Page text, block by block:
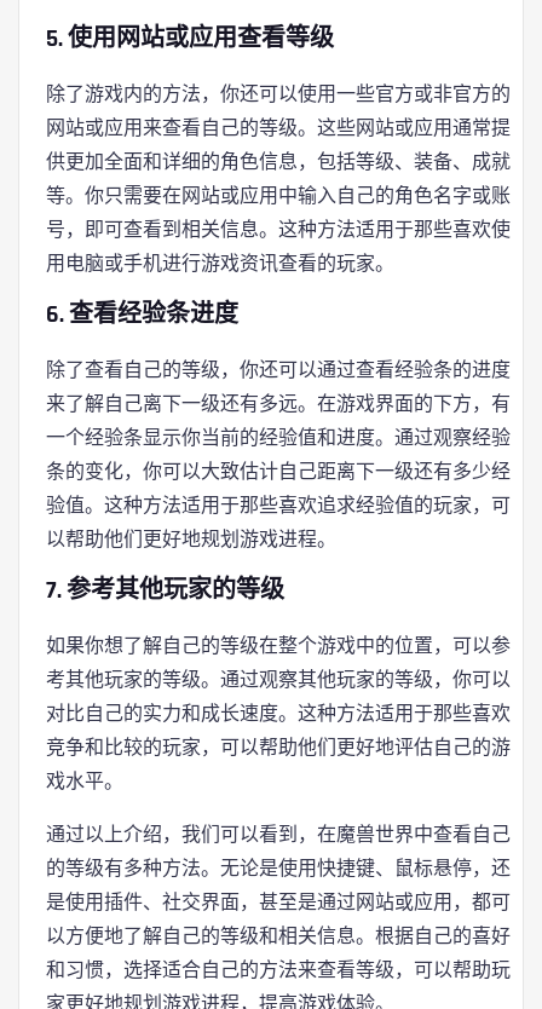
5. 使用网站或应用查看等级
除了游戏内的方法，你还可以使用一些官方或非官方的
网站或应用来查看自己的等级。这些网站或应用通常提
供更加全面和详细的角色信息，包括等级、装备、成就
等。你只需要在网站或应用中输入自己的角色名字或账
号，即可查看到相关信息。这种方法适用于那些喜欢使
用电脑或手机进行游戏资讯查看的玩家。
6. 查看经验条进度
除了查看自己的等级，你还可以通过查看经验条的进度
来了解自己离下一级还有多远。在游戏界面的下方，有
一个经验条显示你当前的经验值和进度。通过观察经验
条的变化，你可以大致估计自己距离下一级还有多少经
验值。这种方法适用于那些喜欢追求经验值的玩家，可
以帮助他们更好地规划游戏进程。
7. 参考其他玩家的等级
如果你想了解自己的等级在整个游戏中的位置，可以参
考其他玩家的等级。通过观察其他玩家的等级，你可以
对比自己的实力和成长速度。这种方法适用于那些喜欢
竞争和比较的玩家，可以帮助他们更好地评估自己的游
戏水平。
通过以上介绍，我们可以看到，在魔兽世界中查看自己
的等级有多种方法。无论是使用快捷键、鼠标悬停，还
是使用插件、社交界面，甚至是通过网站或应用，都可
以方便地了解自己的等级和相关信息。根据自己的喜好
和习惯，选择适合自己的方法来查看等级，可以帮助玩
家更好地规划游戏进程，提高游戏体验。